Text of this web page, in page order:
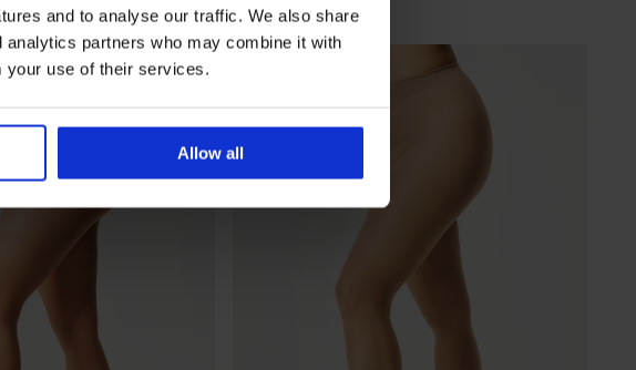
and to analyse our traffic. We also share
partners who may combine it with
your use of their services.
Allow all
Sleva
137 Kč Původní cena
229 Kč